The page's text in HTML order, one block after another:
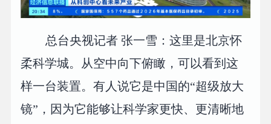
总台央视记者 张一雪：这里是北京怀
柔科学城。从空中向下俯瞰，可以看到这
样一台装置。有人说它是中国的“超级放大
镜”，因为它能够让科学家更快、更清晰地